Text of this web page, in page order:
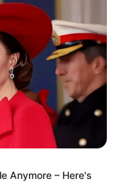
Anymore – Here's